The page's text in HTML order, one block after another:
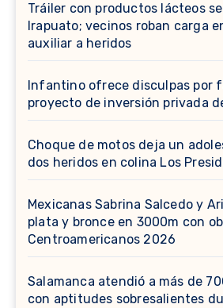
Tráiler con productos lácteos
Irapuato; vecinos roban carga
auxiliar a heridos
Infantino ofrece disculpas por
proyecto de inversión privada
Choque de motos deja un
dos heridos en colina Los
Mexicanas Sabrina Salcedo y
plata y bronce en 3000m con
Centroamericanos 2026
Salamanca atendió a más de
con aptitudes sobresalientes